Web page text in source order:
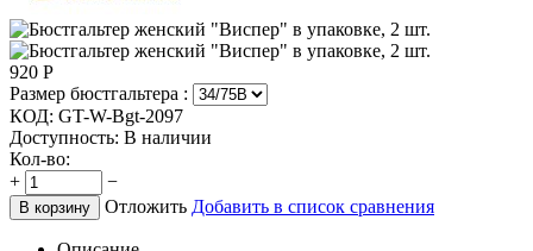
920 Р
Размер бюстгальтера :
КОД: GT-W-Bgt-2097
Доступность: В наличии
Кол-во:
+
−
В корзину Отложить Добавить в список сравнения